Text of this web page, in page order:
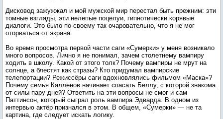
Дисковод зажужжал и мой мужской мир перестал быть прежним: эти
томные взгляды, эти нелепые поцелуи, гипнотически корявые
диалоги. Это было по-своему так очаровательно, что я не мог
оторваться от экрана.
Во время просмотра первой части саги «Сумерки» у меня возникало
много вопросов. Лично я не понимал, зачем столетнему вампиру
ходить в школу. Какой от этого толк? Почему вампиры не мрут на
солнце, а блестят как стразы? Кто придумал вампирские
телепортации? Режиссёры саги вдохновлялись фильмом «Маска»?
Почему семья Калленов начинает спасать Беллу, с которой знакома
от силы пару дней? Ответить на эти вопросы не смог и сам
Паттинсон, который сыграл роль вампира Эдварда. В одном из
интервью актёр признался в этом. В общем, «Сумерки» — не та
картина, где следует искать логику.